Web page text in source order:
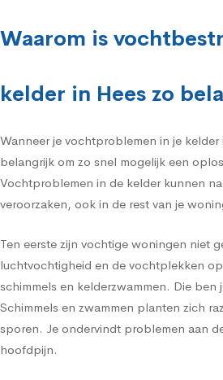
Waarom is
kelder in Hees zo
Wanneer je vochtproblemen in je
belangrijk om zo snel mogelijk een
Vochtproblemen in de kelder kunnen
veroorzaken, ook in de rest van je
Ten eerste zijn vochtige woningen niet
luchtvochtigheid en de vochtplekken
schimmels en kelderzwammen. Die ben
Schimmels en zwammen planten zich
sporen. Je ondervindt problemen aan
hoofdpijn.